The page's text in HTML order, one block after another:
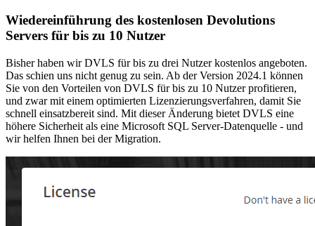
Wiedereinführung des kostenlosen Devolutions
Servers für bis zu 10 Nutzer
Bisher haben wir DVLS für bis zu drei Nutzer kostenlos angeboten.
Das schien uns nicht genug zu sein. Ab der Version 2024.1 können
Sie von den Vorteilen von DVLS für bis zu 10 Nutzer profitieren,
und zwar mit einem optimierten Lizenzierungsverfahren, damit Sie
schnell einsatzbereit sind. Mit dieser Änderung bietet DVLS eine
höhere Sicherheit als eine Microsoft SQL Server-Datenquelle - und
wir helfen Ihnen bei der Migration.